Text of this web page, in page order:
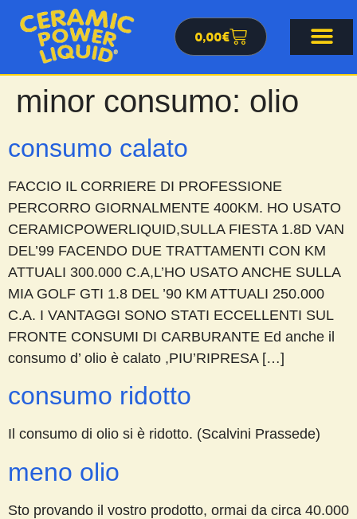
0,00€
minor consumo: olio
consumo calato
FACCIO IL CORRIERE DI PROFESSIONE
PERCORRO GIORNALMENTE 400KM. HO USATO
CERAMICPOWERLIQUID,SULLA FIESTA 1.8D VAN
DEL’99 FACENDO DUE TRATTAMENTI CON KM
ATTUALI 300.000 C.A,L’HO USATO ANCHE SULLA
MIA GOLF GTI 1.8 DEL ’90 KM ATTUALI 250.000
C.A. I VANTAGGI SONO STATI ECCELLENTI SUL
FRONTE CONSUMI DI CARBURANTE Ed anche il
consumo d’ olio è calato ,PIU’RIPRESA […]
consumo ridotto
Il consumo di olio si è ridotto. (Scalvini Prassede)
meno olio
Sto provando il vostro prodotto, ormai da circa 40.000